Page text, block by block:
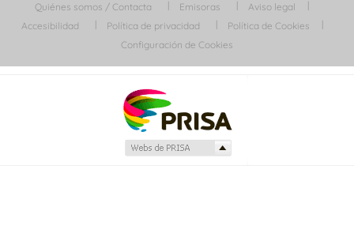
Quiénes somos / Contacta Emisoras
Aviso legal
Accesibilidad
Política de privacidad
Política de Cookies
Configuración de Cookies